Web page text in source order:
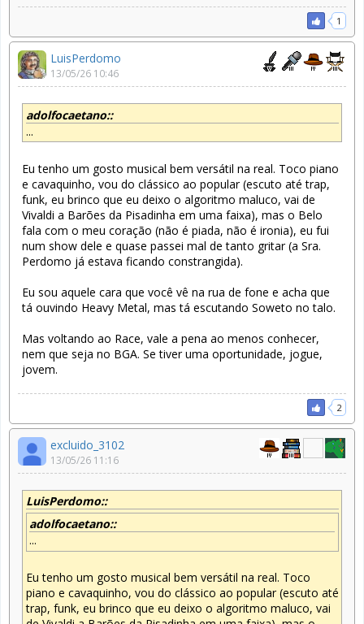
1
LuisPerdomo
13/05/26 10:46
adolfocaetano::
...
Eu tenho um gosto musical bem versátil na real. Toco piano
e cavaquinho, vou do clássico ao popular (escuto até trap,
funk, eu brinco que eu deixo o algoritmo maluco, vai de
Vivaldi a Barões da Pisadinha em uma faixa), mas o Belo
fala com o meu coração (não é piada, não é ironia), eu fui
num show dele e quase passei mal de tanto gritar (a Sra.
Perdomo já estava ficando constrangida).
Eu sou aquele cara que você vê na rua de fone e acha que
tá ouvindo Heavy Metal, mas tá escutando Soweto no talo.
Mas voltando ao Race, vale a pena ao menos conhecer,
nem que seja no BGA. Se tiver uma oportunidade, jogue,
jovem.
2
excluido_3102
13/05/26 11:16
LuisPerdomo::
adolfocaetano::
...
Eu tenho um gosto musical bem versátil na real. Toco
piano e cavaquinho, vou do clássico ao popular (escuto até
trap, funk, eu brinco que eu deixo o algoritmo maluco, vai